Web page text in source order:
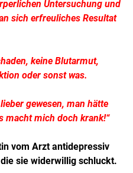
Untersuchung und
sich erfreuliches Resultat
keine Blutarmut,
oder sonst was.
gewesen, man hätte
macht mich doch krank!“
vom Arzt antidepressiv
sie widerwillig schluckt.